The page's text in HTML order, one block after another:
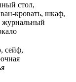
стол,
кровать, шкаф,
журнальный
сейф,